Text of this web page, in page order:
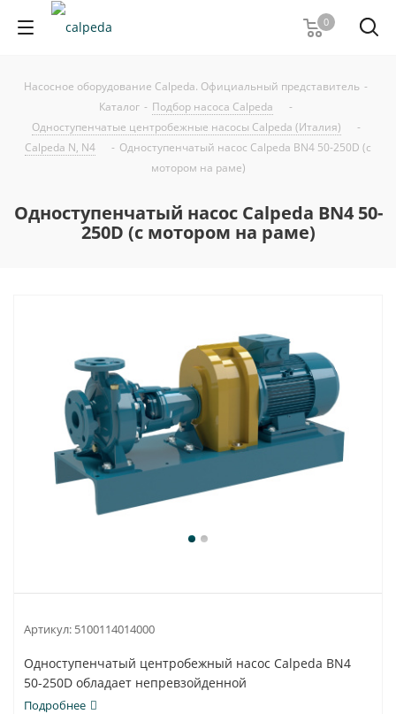
0
Насосное оборудование Calpeda. Официальный представитель -
Каталог - Подбор насоса Calpeda
-
Одноступенчатые центробежные насосы Calpeda (Италия)
-
Calpeda N, N4
- Одноступенчатый насос Calpeda BN4 50-250D (с
мотором на раме)
Одноступенчатый насос Calpeda BN4 50-
250D (с мотором на раме)
Артикул: 5100114014000
Одноступенчатый центробежный насос Calpeda BN4
50-250D обладает непревзойденной
универсальностью и...
Подробнее